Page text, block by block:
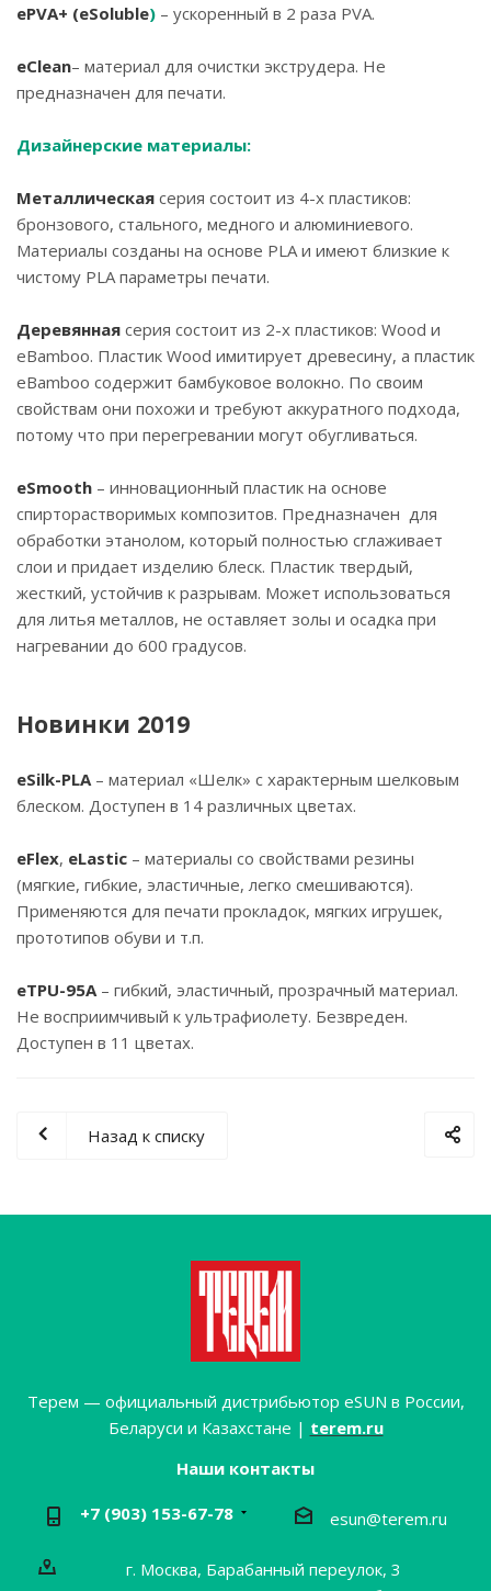
ePVA+ (eSoluble) – ускоренный в 2 раза PVA.
eClean– материал для очистки экструдера. Не
предназначен для печати.
Дизайнерские материалы:
Металлическая серия состоит из 4-х пластиков:
бронзового, стального, медного и алюминиевого.
Материалы созданы на основе PLA и имеют близкие к
чистому PLA параметры печати.
Деревянная серия состоит из 2-х пластиков: Wood и
eBamboo. Пластик Wood имитирует древесину, а пластик
eBamboo содержит бамбуковое волокно. По своим
свойствам они похожи и требуют аккуратного подхода,
потому что при перегревании могут обугливаться.
eSmooth – инновационный пластик на основе
спирторастворимых композитов. Предназначен для
обработки этанолом, который полностью сглаживает
слои и придает изделию блеск. Пластик твердый,
жесткий, устойчив к разрывам. Может использоваться
для литья металлов, не оставляет золы и осадка при
нагревании до 600 градусов.
Новинки 2019
eSilk-PLA – материал «Шелк» с характерным шелковым
блеском. Доступен в 14 различных цветах.
eFlex, eLastic – материалы со свойствами резины
(мягкие, гибкие, эластичные, легко смешиваются).
Применяются для печати прокладок, мягких игрушек,
прототипов обуви и т.п.
eTPU-95A – гибкий, эластичный, прозрачный материал.
Не восприимчивый к ультрафиолету. Безвреден.
Доступен в 11 цветах.
Назад к списку
Терем — официальный дистрибьютор eSUN в России,
Беларуси и Казахстане | terem.ru
Наши контакты
+7 (903) 153-67-78 esun@terem.ru
г. Москва, Барабанный переулок, 3